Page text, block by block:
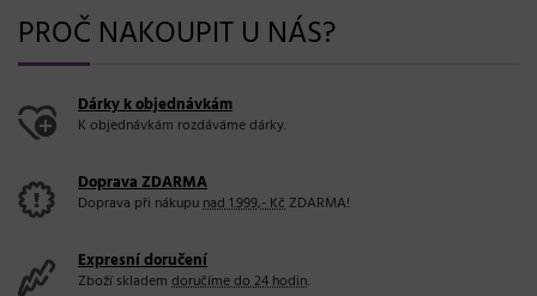
PROČ NAKOUPIT U NÁS?
Dárky k objednávkám
K objednávkám rozdáváme dárky.
Doprava ZDARMA
Doprava při nákupunad 1.999,- KčZDARMA!
Expresní doručení
Zboží skladem doručíme do 24 hodin.